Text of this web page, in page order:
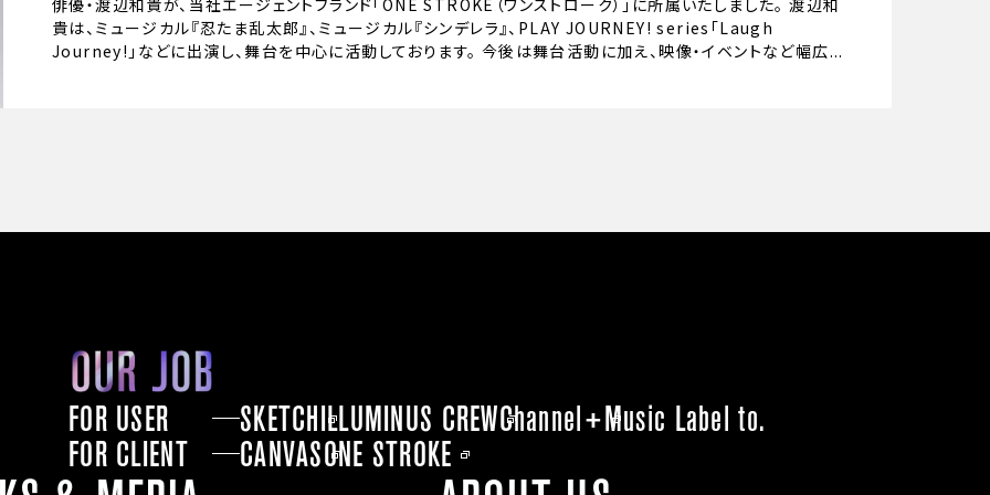
俳優・渡辺和貴が、当社エージェントブランド「ONE STROKE（ワンストローク）」に所属いたしました。 渡辺和
貴は、ミュージカル『忍たま乱太郎』、ミュージカル『シンデレラ』、PLAY JOURNEY! series「Laugh
Journey!」などに出演し、舞台を中心に活動しております。 今後は舞台活動に加え、映像・イベントなど幅広...
FOR USER SKETCHILLUMINUS CREWChannel+Music Label to.
FOR CLIENT
CANVASONE STROKE